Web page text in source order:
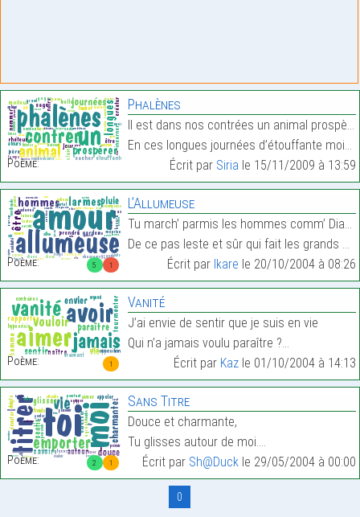
Poème:
Phalènes
Il est dans nos contrées un animal prospère
En ces longues journées d’étouffante moiteur…
Écrit par Siria le 15/11/2009 à 13:59
5 1
Poème:
L’Allumeuse
Tu march’ parmis les hommes comm’ Diane parmis les
De ce pas leste et sûr qui fait les grands chasseu…
Écrit par Ikare le 20/10/2004 à 08:26
1
Poème:
Vanité
J’ai envie de sentir que je suis en vie
Qui n’a jamais voulu paraître ?…
Écrit par Kazle 01/10/2004 à 14:13
2 1
Poème:
Sans Titre
Douce et charmante,
Tu glisses autour de moi.…
Écrit par Sh@Duckle 29/05/2004 à 00:00
0